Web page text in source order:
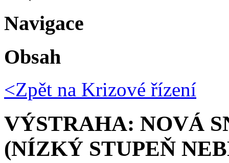
Navigace
Obsah
<Zpět na Krizové řízení
VÝSTRAHA: NOVÁ
(NÍZKÝ STUPEŇ